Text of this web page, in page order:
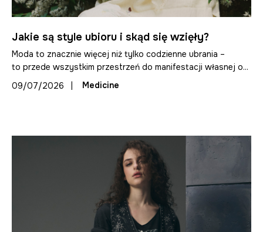
Jakie są style ubioru i skąd się wzięły?
Moda to znacznie więcej niż tylko codzienne ubrania –
to przede wszystkim przestrzeń do manifestacji własnej o...
09/07/2026
| Medicine